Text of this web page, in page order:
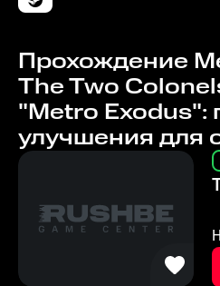
Прохождение
The Two
"Metro Exodus":
улучшения для